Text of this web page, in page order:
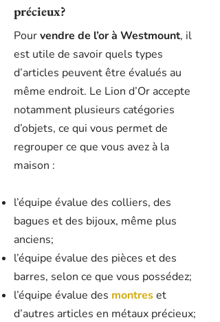
précieux?
Pourvendre de l’or à Westmount, il
est utile de savoir quels types
d’articles peuvent être évalués au
même endroit. Le Lion d’Or accepte
notamment plusieurs catégories
d’objets, ce qui vous permet de
regrouper ce que vous avez à la
maison :
l’équipe évalue des colliers, des
bagues et des bijoux, même plus
anciens;
l’équipe évalue des pièces et des
barres, selon ce que vous possédez;
l’équipe évalue des montreset
d’autres articles en métaux précieux;